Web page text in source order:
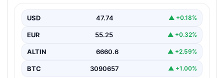
USD 47.74 ▲ +0.18%
EUR 55.25 ▲ +0.32%
ALTIN 6660.6 ▲ +2.59%
BTC 3090657 ▲ +1.00%